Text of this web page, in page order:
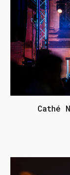
Cathé